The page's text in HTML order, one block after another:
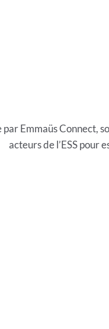
Emmaüs Connect,
acteurs de l’ESS pour